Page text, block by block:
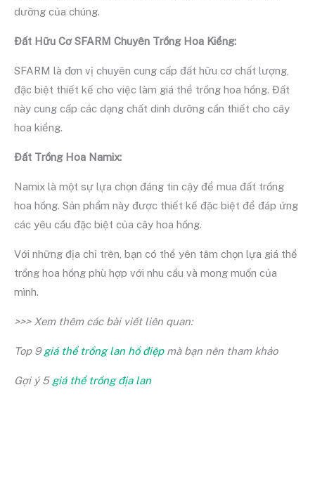
dưỡng của chúng.
Đất Hữu Cơ SFARM Chuyên Trồng Hoa Kiểng:
SFARM là đơn vị chuyên cung cấp đất hữu cơ chất lượng,
đặc biệt thiết kế cho việc làm giá thể trồng hoa hồng. Đất
này cung cấp các dạng chất dinh dưỡng cần thiết cho cây
hoa kiểng.
Đất Trồng Hoa Namix:
Namix là một sự lựa chọn đáng tin cậy để mua đất trồng
hoa hồng. Sản phẩm này được thiết kế đặc biệt để đáp ứng
các yêu cầu đặc biệt của cây hoa hồng.
Với những địa chỉ trên, bạn có thể yên tâm chọn lựa giá thể
trồng hoa hồng phù hợp với nhu cầu và mong muốn của
mình.
>>> Xem thêm các bài viết liên quan:
Top 9giá thể trồng lan hồ điệpmà bạn nên tham khảo
Gợi ý 5 giá thể trồng địa lan